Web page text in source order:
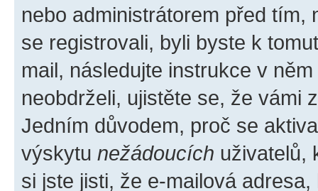
nebo administrátorem před tím,
se registrovali, byli byste k
mail, následujte instrukce v
neobdrželi, ujistěte se, že vámi
Jedním důvodem, proč se
výskytu nežádoucích uživatelů,
si jste jisti, že e-mailová